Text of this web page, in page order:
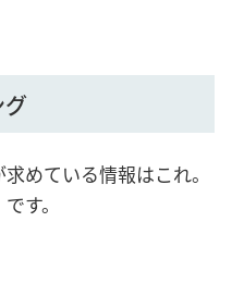
めている情報はこれ。
す。